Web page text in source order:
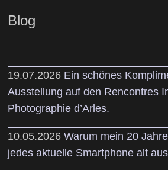
Blog
19.07.2026 Ein schönes
Ausstellung auf den Rencontres
Photographie d’Arles.
10.05.2026 Warum mein 20
jedes aktuelle Smartphone alt